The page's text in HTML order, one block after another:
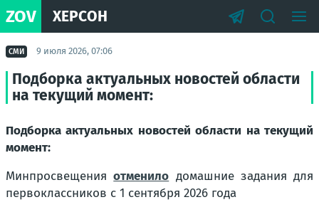
ZOV ХЕРСОН
СМИ 9 июля 2026, 07:06
Подборка актуальных новостей области
на текущий момент:
Подборка актуальных новостей области на текущий
момент:
Минпросвещенияотменило домашние задания для
первоклассников с 1 сентября 2026 года